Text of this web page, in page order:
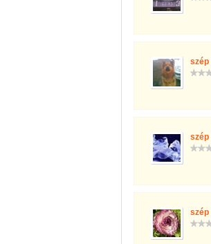
szép
szép
szép